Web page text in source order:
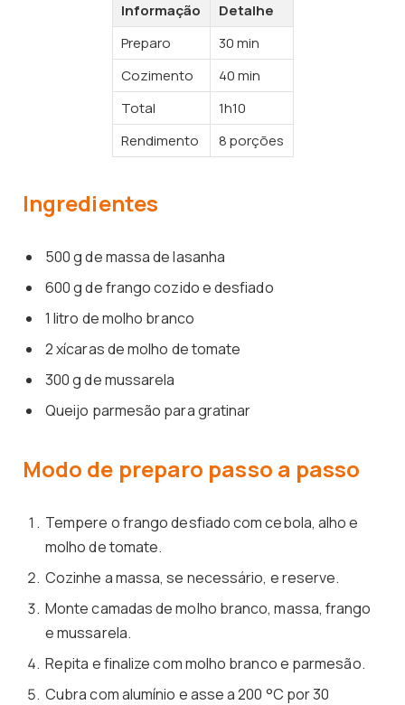
Informação
Detalhe
Preparo
30 min
Cozimento
40 min
Total
1h10
Rendimento
8 porções
Ingredientes
500 g de massa de lasanha
600 g de frango cozido e desfiado
1 litro de molho branco
2 xícaras de molho de tomate
300 g de mussarela
Queijo parmesão para gratinar
Modo de preparo passo a passo
Tempere o frango desfiado com cebola, alho e
molho de tomate.
Cozinhe a massa, se necessário, e reserve.
Monte camadas de molho branco, massa, frango
e mussarela.
Repita e finalize com molho branco e parmesão.
Cubra com alumínio e asse a 200 °C por 30